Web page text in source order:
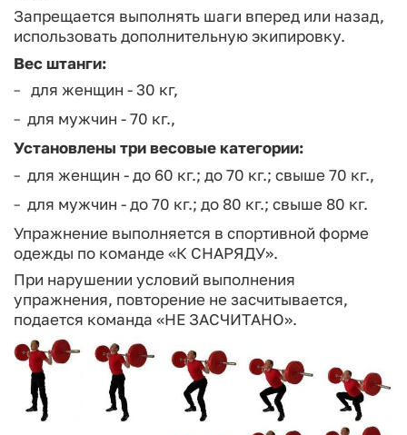
Запрещается выполнять шаги вперед или назад,
использовать дополнительную экипировку.
Вес штанги:
для женщин - 30 кг,
для мужчин - 70 кг.,
Установлены три весовые категории:
для женщин - до 60 кг.; до 70 кг.; свыше 70 кг.,
для муж­чин - до 70 кг.; до 80 кг.; свыше 80 кг.
Упражнение выполняется в спортивной форме
одежды по команде «К СНАРЯДУ».
При нарушении условий выполнения
упражнения, повторение не за­считывается,
подается команда «НЕ ЗАСЧИТАНО».